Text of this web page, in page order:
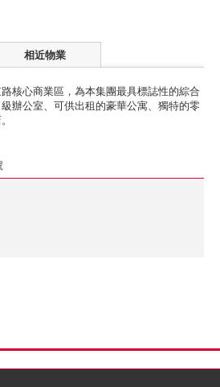
相近物業
核心商業區，為本集團最具標誌性的綜合
辦公室、可供出租的豪華公寓、獨特的零